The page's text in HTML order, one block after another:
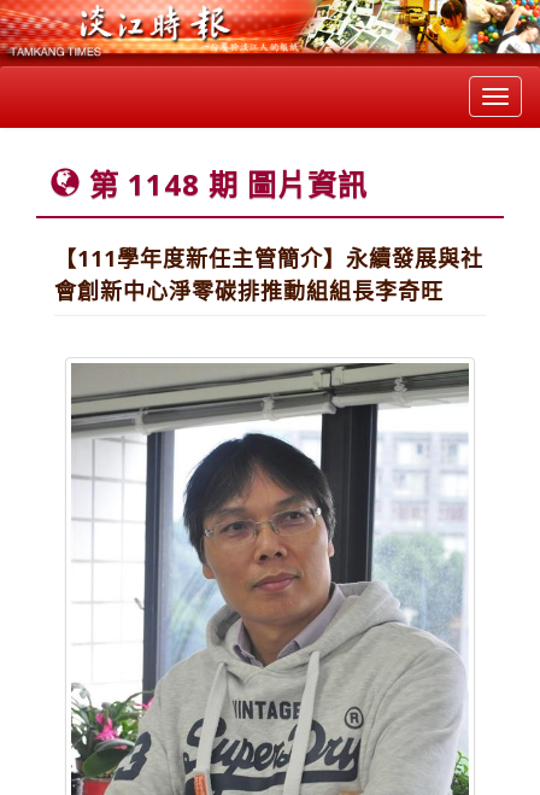
第 1148 期 圖片資訊
【111學年度新任主管簡介】永續發展與社
會創新中心淨零碳排推動組組長李奇旺